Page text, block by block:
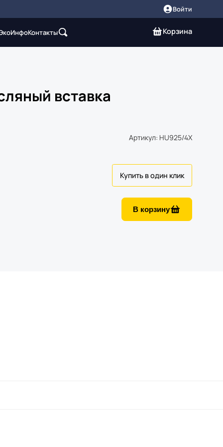
Войти
ИнфоКонтакты Корзина
вставка
Артикул: HU925/4X
В корзину